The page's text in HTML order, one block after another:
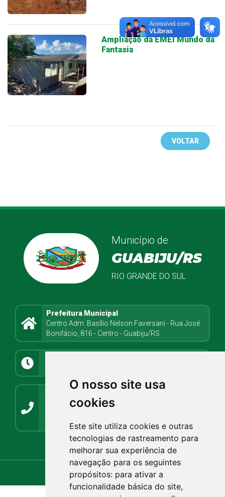
O nosso site usa
cookies
Este site utiliza cookies e outras
tecnologias de rastreamento para
melhorar sua experiência de
navegação para os seguintes
propósitos: para ativar a
funcionalidade básica do site,
Ampliação da EMEI Mundo da
Fantasia
VOLTAR
Município de
GUABIJU/RS
RIO GRANDE DO SUL
Prefeitura Municipal
Centro Adm. Basílio Nelson Faversani - Rua José
Bonifácio, 816 - Centro - Guabiju/RS
(54) 3272-1266 / (54) 3272-1001
imprensaguabijurs@gmail.com
Webmail.rs.gov.br Webmail.com.br